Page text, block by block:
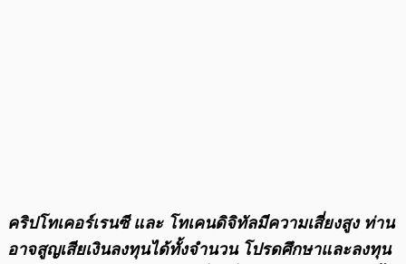
คริปโทเคอร์เรนซี และ โทเคนดิจิทัลมีความเสี่ยงสูง ท่าน
อาจสูญเสียเงินลงทุนได้ทั้งจํานวน โปรดศึกษาและลงทุน